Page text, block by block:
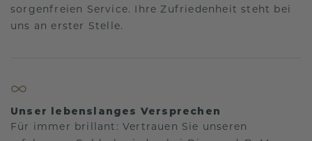
sorgenfreien Service. Ihre Zufriedenheit steht bei
uns an erster Stelle.
Unser lebenslanges Versprechen
Für immer brillant: Vertrauen Sie unseren